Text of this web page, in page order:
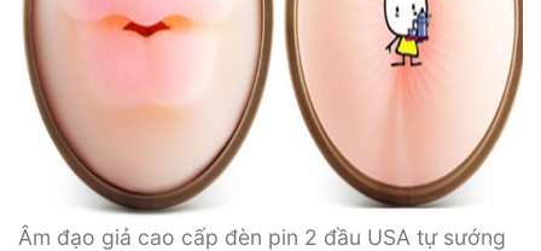
Âm đạo giả cao cấp đèn pin 2 đầu USA tự sướng